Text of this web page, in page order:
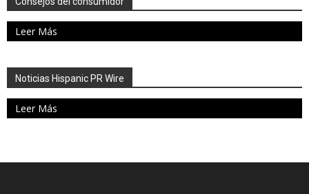
Leer Más
Noticias Hispanic PR Wire
Leer Más